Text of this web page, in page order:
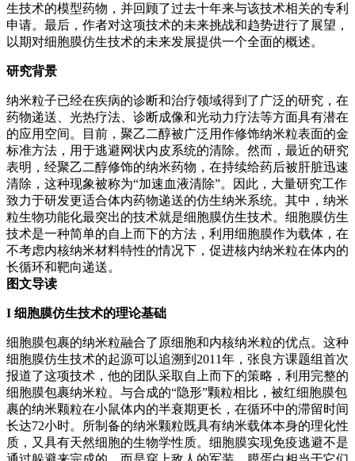
生技术的模型药物，并回顾了过去十年来与该技术相关的专利
申请。最后，作者对这项技术的未来挑战和趋势进行了展望，
以期对细胞膜仿生技术的未来发展提供一个全面的概述。
研究背景
纳米粒子已经在疾病的诊断和治疗领域得到了广泛的研究，在
药物递送、光热疗法、诊断成像和光动力疗法等方面具有潜在
的应用空间。目前，聚乙二醇被广泛用作修饰纳米粒表面的金
标准方法，用于逃避网状内皮系统的清除。然而，最近的研究
表明，经聚乙二醇修饰的纳米药物，在持续给药后被肝脏迅速
清除，这种现象被称为“加速血液清除”。因此，大量研究工作
致力于研发更适合体内药物递送的仿生纳米系统。其中，纳米
粒生物功能化最突出的技术就是细胞膜仿生技术。细胞膜仿生
技术是一种简单的自上而下的方法，利用细胞膜作为载体，在
不考虑内核纳米材料特性的情况下，促进核内纳米粒在体内的
长循环和靶向递送。
图文导读
I 细胞膜仿生技术的理论基础
细胞膜包裹的纳米粒融合了原细胞和内核纳米粒的优点。这种
细胞膜仿生技术的起源可以追溯到2011年，张良方课题组首次
报道了这项技术，他的团队采取自上而下的策略，利用完整的
细胞膜包裹纳米粒。与合成的“隐形”颗粒相比，被红细胞膜包
裹的纳米颗粒在小鼠体内的半衰期更长，在循环中的滞留时间
长达72小时。所制备的纳米颗粒既具有纳米载体本身的理化性
质，又具有天然细胞的生物学性质。细胞膜实现免疫逃避不是